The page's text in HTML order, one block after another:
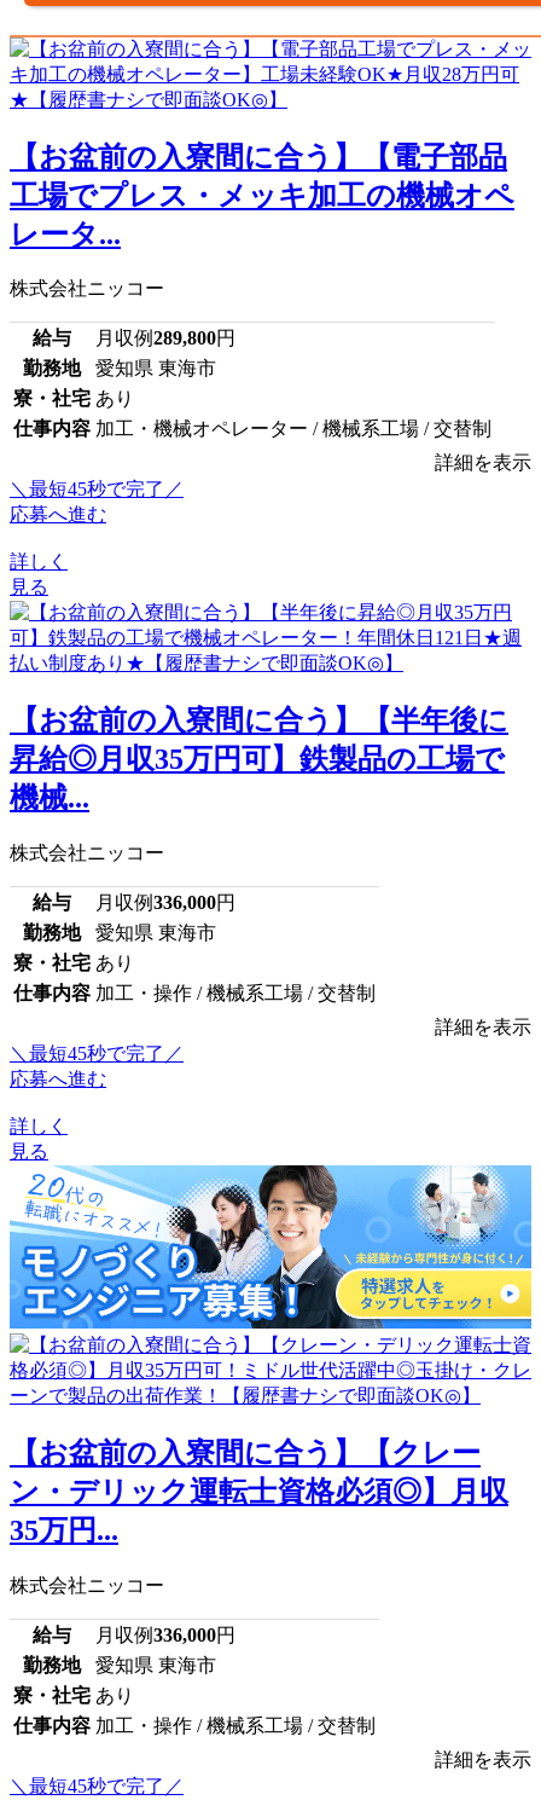
【お盆前の入寮間に合う】【電子部品
工場でプレス・メッキ加工の機械オペ
レータ...
株式会社ニッコー
給与 月収例289,800円
勤務地
愛知県 東海市
寮・社宅 あり
仕事内容 加工・機械オペレーター / 機械系工場 / 交替制
詳細を表示
＼最短45秒で完了／
応募へ進む
詳しく
見る
【お盆前の入寮間に合う】【半年後に
昇給◎月収35万円可】鉄製品の工場で
機械...
株式会社ニッコー
給与 月収例336,000円
勤務地
愛知県 東海市
寮・社宅 あり
仕事内容 加工・操作 / 機械系工場 / 交替制
詳細を表示
＼最短45秒で完了／
応募へ進む
詳しく
見る
【お盆前の入寮間に合う】【クレー
ン・デリック運転士資格必須◎】月収
35万円...
株式会社ニッコー
給与 月収例336,000円
勤務地
愛知県 東海市
寮・社宅 あり
仕事内容 加工・操作 / 機械系工場 / 交替制
詳細を表示
＼最短45秒で完了／